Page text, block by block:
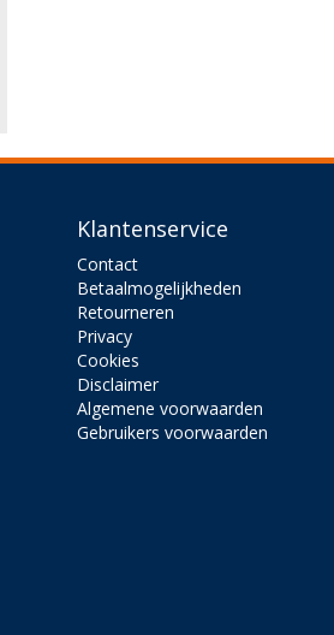
Klantenservice
Contact
Betaalmogelijkheden
Retourneren
Privacy
Cookies
Disclaimer
Algemene voorwaarden
Gebruikers voorwaarden